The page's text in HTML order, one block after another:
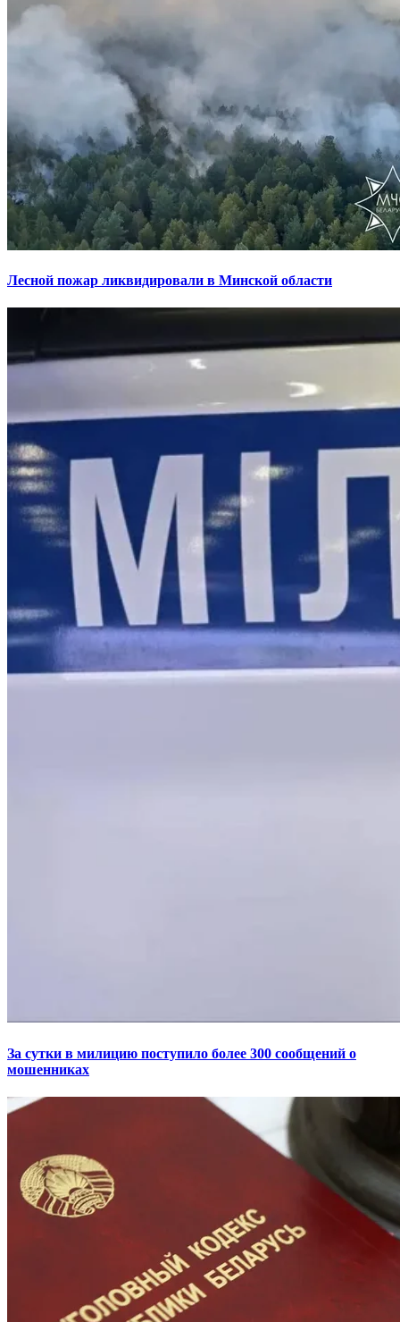
Лесной пожар ликвидировали в Минской области
За сутки в милицию поступило более 300 сообщений о
мошенниках